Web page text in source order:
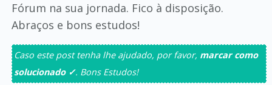
Fórum na sua jornada. Fico à disposição.
Abraços e bons estudos!
Caso este post tenha lhe ajudado, por favor, marcar como
solucionado ✓. Bons Estudos!